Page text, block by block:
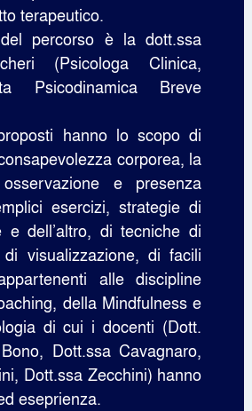
terapeutico.
percorso è la dott.ssa
(Psicologa Clinica,
Psicodinamica Breve
hanno lo scopo di
corporea, la
e presenza
esercizi, strategie di
dell’altro, di tecniche di
di visualizzazione, di facili
alle discipline
della Mindfulness e
di cui i docenti (Dott.
Dott.ssa Cavagnaro,
Dott.ssa Zecchini) hanno
eseprienza.